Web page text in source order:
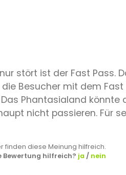
stört ist der Fast Pass.
Besucher mit dem
Phantasialand könnte
nicht passieren. Für
finden diese Meinung hilfreich.
Bewertung hilfreich? ja / nein